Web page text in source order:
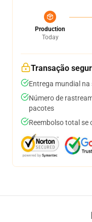
Production
Today
Transação
Entrega mundial
Número de
pacotes
Reembolso total se